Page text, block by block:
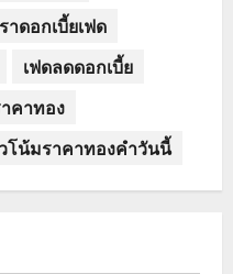
าดอกเบี้ยเฟด
เฟดลดดอกเบี้ย
คาทอง
โน้มราคาทองคำวันนี้